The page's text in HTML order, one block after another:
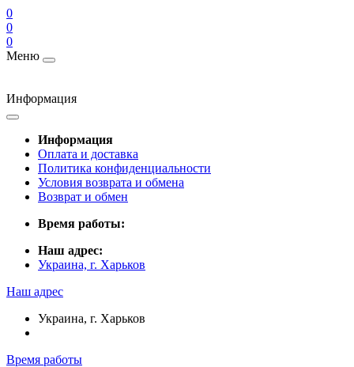
0
0
0
Меню
Информация
Информация
Оплата и доставка
Политика конфиденциальности
Условия возврата и обмена
Возврат и обмен
Время работы:
Наш адрес:
Украина, г. Харьков
Наш адрес
Украина, г. Харьков
Время работы